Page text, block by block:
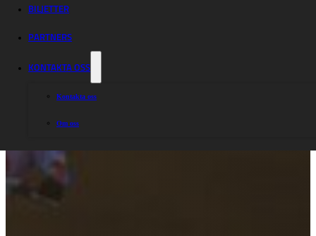
BILJETTER
PARTNERS
KONTAKTA OSS
Kontakta oss
Om oss